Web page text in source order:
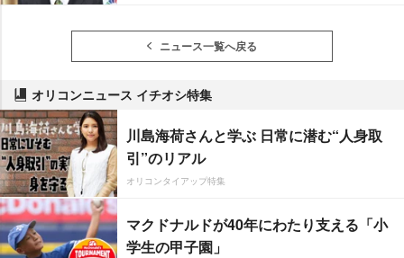
ニュース一覧へ戻る
オリコンニュース イチオシ特集
川島海荷さんと学ぶ 日常に潜む“人身取
引”のリアル
オリコンタイアップ特集
マクドナルドが40年にわたり支える「小
学生の甲子園」